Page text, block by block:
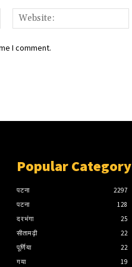
Email:*
I comment.
Popular Category
पटना
2297
पटना
128
दरभंगा
25
सीतामढ़ी
22
पूर्णिया
22
गया
19